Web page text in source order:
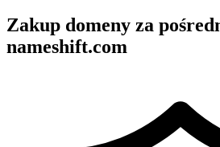
Zakup domeny za
nameshift.com